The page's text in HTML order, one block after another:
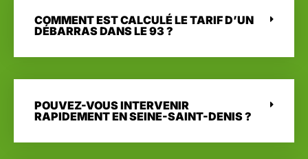
COMMENT EST CALCULÉ LE TARIF D’UN
DÉBARRAS DANS LE 93 ?
POUVEZ-VOUS INTERVENIR
RAPIDEMENT EN SEINE-SAINT-DENIS ?